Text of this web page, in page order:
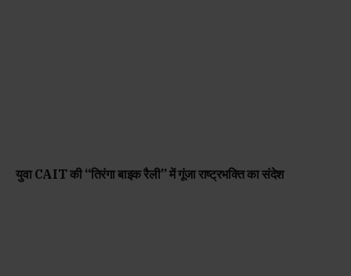
युवा CAIT की “तिरंगा बाइक रैली” में गूंजा राष्ट्रभक्ति का संदेश